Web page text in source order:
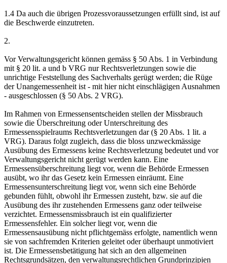
1.4 Da auch die übrigen Prozessvoraussetzungen erfüllt sind, ist auf
die Beschwerde einzutreten.
2.
Vor Verwaltungsgericht können gemäss § 50 Abs. 1 in Verbindung
mit § 20 lit. a und b VRG nur Rechtsverletzungen sowie die
unrichtige Feststellung des Sachverhalts gerügt werden; die Rüge
der Unangemessenheit ist - mit hier nicht einschlägigen Ausnahmen
- ausgeschlossen (§ 50 Abs. 2 VRG).
Im Rahmen von Ermessensentscheiden stellen der Missbrauch
sowie die Überschreitung oder Unterschreitung des
Ermessensspielraums Rechtsverletzungen dar (§ 20 Abs. 1 lit. a
VRG). Daraus folgt zugleich, dass die bloss unzweckmässige
Ausübung des Ermessens keine Rechtsverletzung bedeutet und vor
Verwaltungsgericht nicht gerügt werden kann. Eine
Ermessensüberschreitung liegt vor, wenn die Behörde Ermessen
ausübt, wo ihr das Gesetz kein Ermessen einräumt. Eine
Ermessensunterschreitung liegt vor, wenn sich eine Behörde
gebunden fühlt, obwohl ihr Ermessen zusteht, bzw. sie auf die
Ausübung des ihr zustehenden Ermessens ganz oder teilweise
verzichtet. Ermessensmissbrauch ist ein qualifizierter
Ermessensfehler. Ein solcher liegt vor, wenn die
Ermessensausübung nicht pflichtgemäss erfolgte, namentlich wenn
sie von sachfremden Kriterien geleitet oder überhaupt unmotiviert
ist. Die Ermessensbetätigung hat sich an den allgemeinen
Rechtsgrundsätzen, den verwaltungsrechtlichen Grundprinzipien